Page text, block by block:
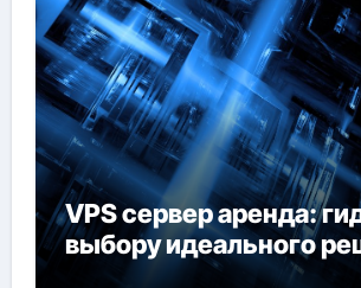
VPS сервер аренда:
выбору идеального